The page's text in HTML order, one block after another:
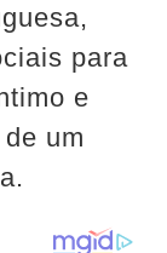
para
e
um